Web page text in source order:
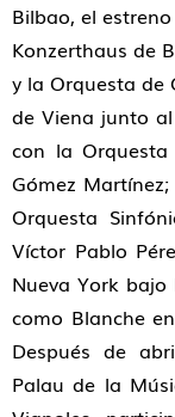
Bilbao, el
Konzerthaus de
y la Orquesta de
de Viena junto
con la
Gómez
Orquesta
Víctor Pablo
Nueva York
como Blanche
Después de
Palau de la